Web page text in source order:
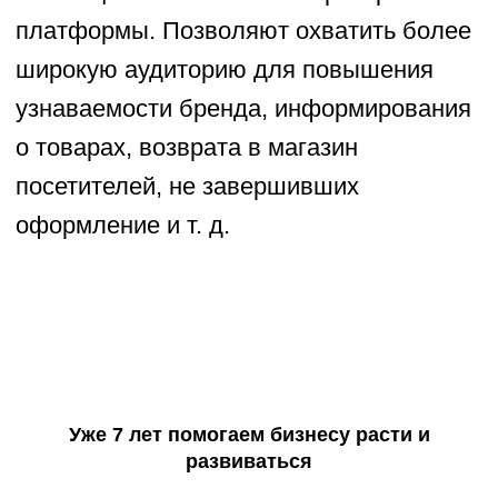
Уже 7 лет помогаем бизнесу расти и
развиваться
Предоставляем
по договору